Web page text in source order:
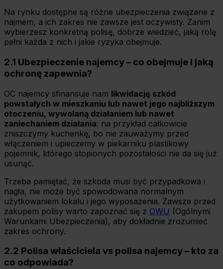
Na rynku dostępne są różne ubezpieczenia związane z
najmem, a ich zakres nie zawsze jest oczywisty. Zanim
wybierzesz konkretną polisę, dobrze wiedzieć, jaką rolę
pełni każda z nich i jakie ryzyka obejmuje.
2.1 Ubezpieczenie najemcy – co obejmuje i jaką
ochronę zapewnia?
OC najemcy sfinansuje nam likwidację szkód
powstałych w mieszkaniu lub nawet jego najbliższym
otoczeniu, wywołaną działaniem lub nawet
zaniechaniem działania: na przykład całkowicie
zniszczymy kuchenkę, bo nie zauważymy przed
włączeniem i upieczemy w piekarniku plastikowy
pojemnik, którego stopionych pozostałości nie da się już
usunąć.
Trzeba pamiętać, że szkoda musi być przypadkowa i
nagła, nie może być spowodowana normalnym
użytkowaniem lokalu i jego wyposażenia. Zawsze przed
zakupem polisy warto zapoznać się z OWU (Ogólnymi
Warunkami Ubezpieczenia), aby dokładnie zrozumieć
zakres ochrony.
2.2 Polisa właściciela vs polisa najemcy – kto za
co odpowiada?